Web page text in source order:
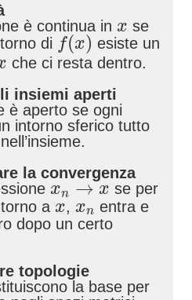
è continua in x
x se
di f(x)
f(x)
esiste un
che ci resta dentro.
insiemi aperti
è aperto se ogni
intorno sferico tutto
la convergenza
xn → x
xn→x
se per
a x
x, xn
xn entra e
dopo un certo
topologie
la base per